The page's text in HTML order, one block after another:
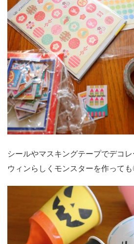
シールやマスキングテープでデコ
ウィンらしくモンスターを作っても